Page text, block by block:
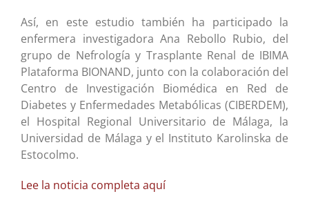
Así, en este estudio también ha participado la
enfermera investigadora Ana Rebollo Rubio, del
grupo de Nefrología y Trasplante Renal de IBIMA
Plataforma BIONAND, junto con la colaboración del
Centro de Investigación Biomédica en Red de
Diabetes y Enfermedades Metabólicas (CIBERDEM),
el Hospital Regional Universitario de Málaga, la
Universidad de Málaga y el Instituto Karolinska de
Estocolmo.
Lee la noticia completa aquí